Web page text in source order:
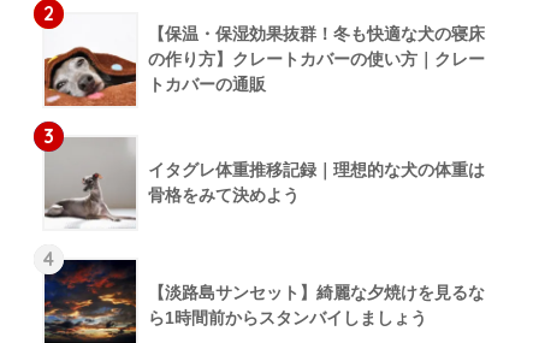
2
【保温・保湿効果抜群！冬も快適な犬の寝床
の作り方】クレートカバーの使い方｜クレー
トカバーの通販
3
イタグレ体重推移記録｜理想的な犬の体重は
骨格をみて決めよう
4
【淡路島サンセット】綺麗な夕焼けを見るな
ら1時間前からスタンバイしましょう